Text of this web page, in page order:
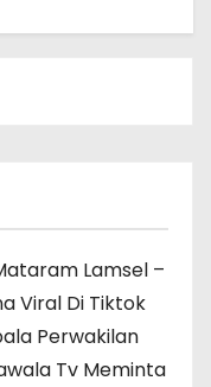
Lamsel –
Viral Di Tiktok
Perwakilan
Tv Meminta